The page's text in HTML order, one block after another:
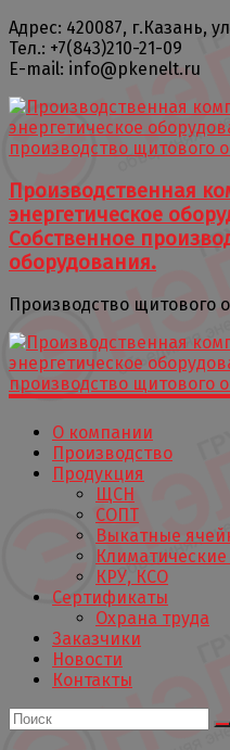
Адрес: 420087, г.Казань,
Тел.: +7(843)210-21-09
E-mail: info@pkenelt.ru
Производственная
энергетическое
Собственное
оборудования.
Производство щитового
О компании
Производство
Продукция
ЩСН
СОПТ
Выкатные
КРУ, КСО
Сертификаты
Охрана труда
Заказчики
Новости
Контакты